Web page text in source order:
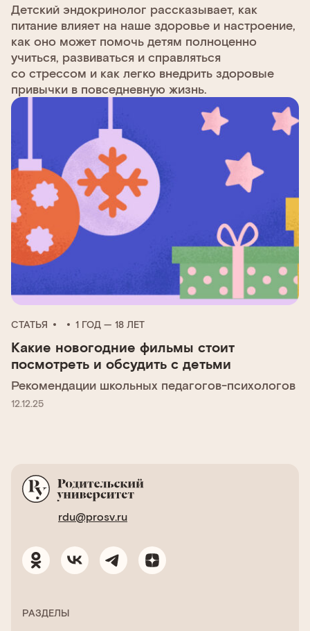
Детский эндокринолог рассказывает, как
питание влияет на наше здоровье и настроение,
как оно может помочь детям полноценно
учиться, развиваться и справляться
со стрессом и как легко внедрить здоровые
привычки в повседневную жизнь.
СТАТЬЯ 1 ГОД — 18 ЛЕТ
Какие новогодние фильмы стоит
посмотреть и обсудить с детьми
Рекомендации школьных педагогов-психологов
12.12.25
rdu@prosv.ru
РАЗДЕЛЫ